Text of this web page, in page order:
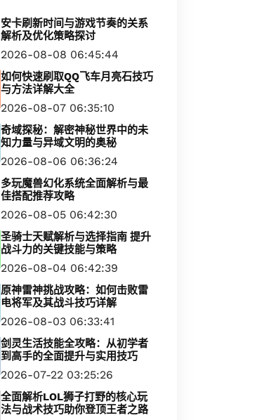
安卡刷新时间与游戏节奏的关系
解析及优化策略探讨
2026-08-08 06:45:44
如何快速刷取QQ飞车月亮石技巧
与方法详解大全
2026-08-07 06:35:10
奇域探秘：解密神秘世界中的未
知力量与异域文明的奥秘
2026-08-06 06:36:24
多玩魔兽幻化系统全面解析与最
佳搭配推荐攻略
2026-08-05 06:42:30
圣骑士天赋解析与选择指南 提升
战斗力的关键技能与策略
2026-08-04 06:42:39
原神雷神挑战攻略：如何击败雷
电将军及其战斗技巧详解
2026-08-03 06:33:41
剑灵生活技能全攻略：从初学者
到高手的全面提升与实用技巧
2026-07-22 03:25:26
全面解析LOL狮子打野的核心玩
法与战术技巧助你登顶王者之路